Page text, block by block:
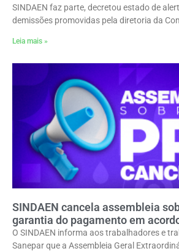
SINDAEN faz parte, decretou estado de
demissões promovidas pela diretoria da
Leia mais »
SINDAEN cancela assembleia
garantia do pagamento em
O SINDAEN informa aos trabalhadores e
Sanepar que a Assembleia Geral